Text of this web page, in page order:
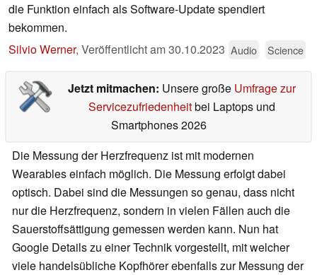
die Funktion einfach als Software-Update spendiert
bekommen.
Silvio Werner, Veröffentlicht am30.10.2023 Audio Science
Jetzt mitmachen: Unsere große Umfrage zur
Servicezufriedenheitbei Laptops und
Smartphones 2026
Die Messung der Herzfrequenz ist mit modernen
Wearables einfach möglich. Die Messung erfolgt dabei
optisch. Dabei sind die Messungen so genau, dass nicht
nur die Herzfrequenz, sondern in vielen Fällen auch die
Sauerstoffsättigung gemessen werden kann. Nun hat
Google Details zu einer Technik vorgestellt, mit welcher
viele handelsübliche Kopfhörer ebenfalls zur Messung der